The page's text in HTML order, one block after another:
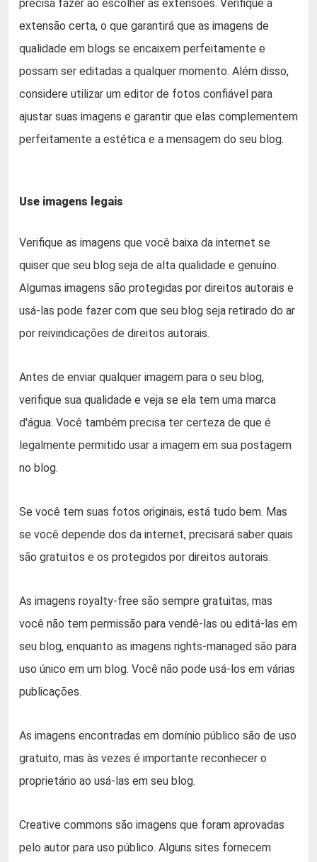
precisa fazer ao escolher as extensões. Verifique a
extensão certa, o que garantirá que as imagens de
qualidade em blogs se encaixem perfeitamente e
possam ser editadas a qualquer momento. Além disso,
considere utilizar um editor de fotos confiável para
ajustar suas imagens e garantir que elas complementem
perfeitamente a estética e a mensagem do seu blog.
Use imagens legais
Verifique as imagens que você baixa da internet se
quiser que seu blog seja de alta qualidade e genuíno.
Algumas imagens são protegidas por direitos autorais e
usá-las pode fazer com que seu blog seja retirado do ar
por reivindicações de direitos autorais.
Antes de enviar qualquer imagem para o seu blog,
verifique sua qualidade e veja se ela tem uma marca
d'água. Você também precisa ter certeza de que é
legalmente permitido usar a imagem em sua postagem
no blog.
Se você tem suas fotos originais, está tudo bem. Mas
se você depende dos da internet, precisará saber quais
são gratuitos e os protegidos por direitos autorais.
As imagens royalty-free são sempre gratuitas, mas
você não tem permissão para vendê-las ou editá-las em
seu blog, enquanto as imagens rights-managed são para
uso único em um blog. Você não pode usá-los em várias
publicações.
As imagens encontradas em domínio público são de uso
gratuito, mas às vezes é importante reconhecer o
proprietário ao usá-las em seu blog.
Creative commons são imagens que foram aprovadas
pelo autor para uso público. Alguns sites fornecem